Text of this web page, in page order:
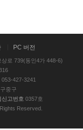
PC 버전
로 739(동인4가 448-6)
053-427-3241
중구
신고번호 0357호
Reserved.